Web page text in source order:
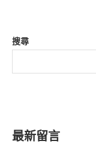
搜尋
最新留言